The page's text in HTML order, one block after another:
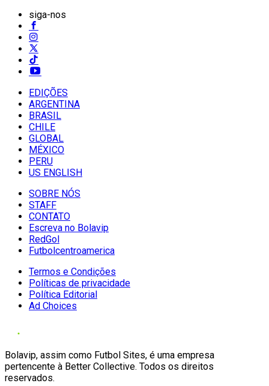
siga-nos
EDIÇÕES
ARGENTINA
BRASIL
CHILE
GLOBAL
MÉXICO
PERU
US ENGLISH
SOBRE NÓS
STAFF
CONTATO
Escreva no Bolavip
RedGol
Futbolcentroamerica
Termos e Condições
Políticas de privacidade
Política Editorial
Ad Choices
Bolavip, assim como Futbol Sites, é uma empresa
pertencente à Better Collective. Todos os direitos
reservados.